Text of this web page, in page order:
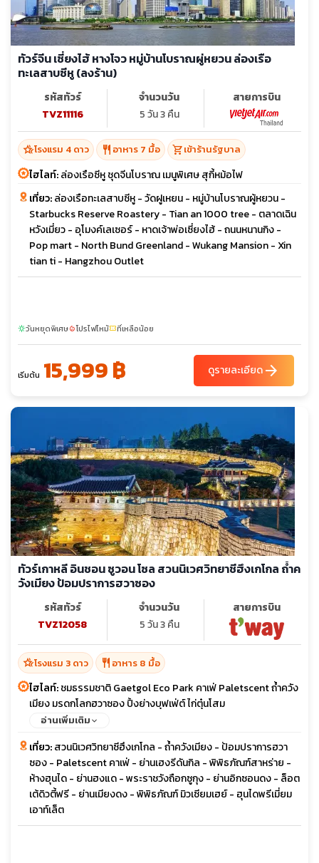
ทัวร์จีน เซี่ยงไฮ้ หางโจว หมู่บ้านโบราณผู่หยวน ล่องเรือ
ทะเลสาบซีหู (ลงร้าน)
รหัสทัวร์
TVZ11116
จำนวนวัน
5 วัน 3 คืน
สายการบิน
hotel_classโรงแรม 4 ดาว restaurant อาหาร 7 มื้อ shopping_cartเข้าร้านรัฐบาล
ไฮไลท์:ล่องเรือซีหู ชุดจีนโบราณ เมนูพิเศษ สุกี้หม้อไฟ
เที่ยว:ล่องเรือทะเลสาบซีหู - วัดฝูเหยน - หมู่บ้านโบราณผู้หยวน -
Starbucks Reserve Roastery - Tian an 1000 tree - ตลาดเฉิน
หวังเมี่ยว - อุโมงค์เลเซอร์ - หาดเจ้าพ่อเซี่ยงไฮ้ - ถนนหนานกิง -
Pop mart - North Bund Greenland - Wukang Mansion - Xin
tian ti - Hangzhou Outlet
sunnyวันหยุดพิเศษlocal_fire_departmentโปรไฟไหม้confirmation_numberที่เหลือน้อย
เริ่มต้น 15,999 ฿ ดูรายละเอียดarrow_forward
ทัวร์เกาหลี อินชอน ซูวอน โซล สวนนิเวศวิทยาชีฮึงเกโกล ถ้ำค
วังเมียง ป้อมปราการฮวาซอง
รหัสทัวร์
TVZ12058
จำนวนวัน
5 วัน 3 คืน
สายการบิน
hotel_classโรงแรม 3 ดาว restaurant อาหาร 8 มื้อ
ไฮไลท์:ชมธรรมชาติ Gaetgol Eco Park คาเฟ่ Paletscent ถ้ำควัง
เมียง มรดกโลกฮวาซอง ปิ้งย่างบุฟเฟ่ต์ ไก่ตุ๋นโสม
อ่านเพิ่มเติม
เที่ยว:สวนนิเวศวิทยาซีฮึงเกโกล - ถ้ำควังเมียง - ป้อมปราการฮวา
ซอง - Paletscent คาเฟ่ - ย่านเฮงรีดันกิล - พิพิธภัณฑ์สาหร่าย -
ห้างฮุนได - ย่านฮงแด - พระราชวังถือกซูกุง - ย่านอิกซอนดง - ล็อต
เต้ดิวตี้ฟรี - ย่านเมียงดง - พิพิธภัณฑ์ มิวเซียมเฮย์ - ฮุนไดพรีเมี่ยม
เอาท์เล็ต